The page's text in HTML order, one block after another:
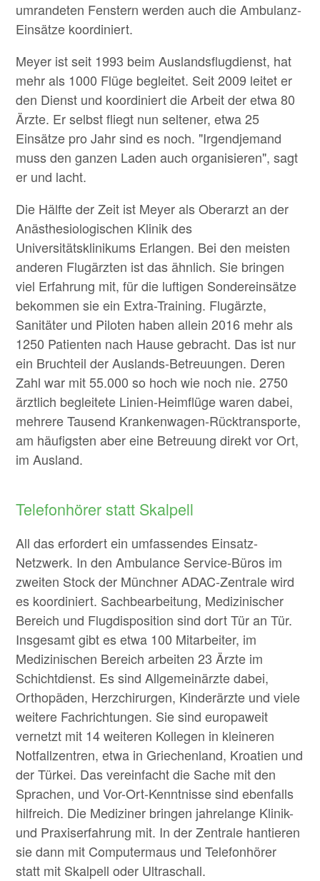
umrandeten Fenstern werden auch die Ambulanz-
Einsätze koordiniert.
Meyer ist seit 1993 beim Auslandsflugdienst, hat
mehr als 1000 Flüge begleitet. Seit 2009 leitet er
den Dienst und koordiniert die Arbeit der etwa 80
Ärzte. Er selbst fliegt nun seltener, etwa 25
Einsätze pro Jahr sind es noch. "Irgendjemand
muss den ganzen Laden auch organisieren", sagt
er und lacht.
Die Hälfte der Zeit ist Meyer als Oberarzt an der
Anästhesiologischen Klinik des
Universitätsklinikums Erlangen. Bei den meisten
anderen Flugärzten ist das ähnlich. Sie bringen
viel Erfahrung mit, für die luftigen Sondereinsätze
bekommen sie ein Extra-Training. Flugärzte,
Sanitäter und Piloten haben allein 2016 mehr als
1250 Patienten nach Hause gebracht. Das ist nur
ein Bruchteil der Auslands-Betreuungen. Deren
Zahl war mit 55.000 so hoch wie noch nie. 2750
ärztlich begleitete Linien-Heimflüge waren dabei,
mehrere Tausend Krankenwagen-Rücktransporte,
am häufigsten aber eine Betreuung direkt vor Ort,
im Ausland.
Telefonhörer statt Skalpell
All das erfordert ein umfassendes Einsatz-
Netzwerk. In den Ambulance Service-Büros im
zweiten Stock der Münchner ADAC-Zentrale wird
es koordiniert. Sachbearbeitung, Medizinischer
Bereich und Flugdisposition sind dort Tür an Tür.
Insgesamt gibt es etwa 100 Mitarbeiter, im
Medizinischen Bereich arbeiten 23 Ärzte im
Schichtdienst. Es sind Allgemeinärzte dabei,
Orthopäden, Herzchirurgen, Kinderärzte und viele
weitere Fachrichtungen. Sie sind europaweit
vernetzt mit 14 weiteren Kollegen in kleineren
Notfallzentren, etwa in Griechenland, Kroatien und
der Türkei. Das vereinfacht die Sache mit den
Sprachen, und Vor-Ort-Kenntnisse sind ebenfalls
hilfreich. Die Mediziner bringen jahrelange Klinik-
und Praxiserfahrung mit. In der Zentrale hantieren
sie dann mit Computermaus und Telefonhörer
statt mit Skalpell oder Ultraschall.